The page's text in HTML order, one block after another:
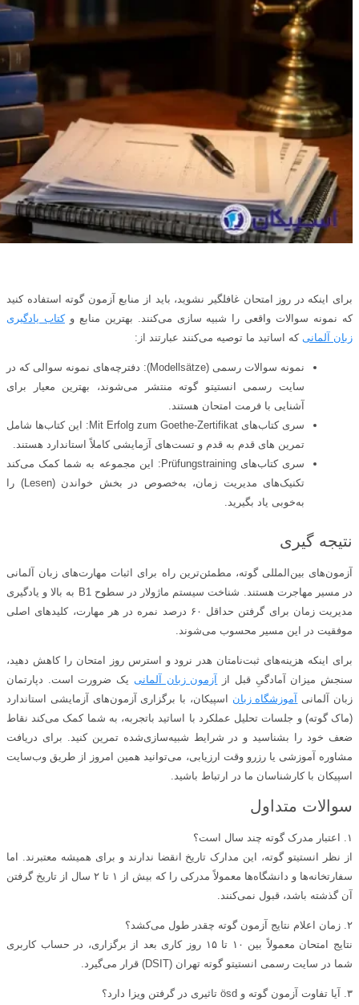
برای اینکه در روز امتحان غافلگیر نشوید، باید از منابع آزمون گوته استفاده کنید
که نمونه سوالات واقعی را شبیه‌ سازی می‌کنند. بهترین منابع وکتاب یادگیری
زبان آلمانی که اساتید ما توصیه می‌کنند عبارتند از:
نمونه سوالات رسمی (Modellsätze): دفترچه‌های نمونه سوالی که در
سایت رسمی انستیتو گوته منتشر می‌شوند، بهترین معیار برای
آشنایی با فرمت امتحان هستند.
سری کتاب‌های Mit Erfolg zum Goethe-Zertifikat: این کتاب‌ها شامل
تمرین‌ های قدم‌ به‌ قدم و تست‌های آزمایشی کاملاً استاندارد هستند.
سری کتاب‌های Prüfungstraining: این مجموعه به شما کمک می‌کند
تکنیک‌های مدیریت زمان، به‌خصوص در بخش خواندن (Lesen) را
به‌خوبی یاد بگیرید.
نتیجه‌ گیری
آزمون‌های بین‌المللی گوته، مطمئن‌ترین راه برای اثبات مهارت‌های زبان آلمانی
در مسیر مهاجرت هستند. شناخت سیستم ماژولار در سطوح B1 به بالا و یادگیری
مدیریت زمان برای گرفتن حداقل ۶۰ درصد نمره در هر مهارت، کلیدهای اصلی
موفقیت در این مسیر محسوب می‌شوند.
برای اینکه هزینه‌های ثبت‌نامتان هدر نرود و استرس روز امتحان را کاهش دهید،
سنجش میزان آمادگیِ قبل از آزمون زبان آلمانی یک ضرورت است. دپارتمان
زبان آلمانی آموزشگاه زبان اسپیکان، با برگزاری آزمون‌های آزمایشی استاندارد
(ماک گوته) و جلسات تحلیل عملکرد با اساتید باتجربه، به شما کمک می‌کند نقاط
ضعف خود را بشناسید و در شرایط شبیه‌سازی‌شده تمرین کنید. برای دریافت
مشاوره آموزشی یا رزرو وقت ارزیابی، می‌توانید همین امروز از طریق وب‌سایت
اسپیکان با کارشناسان ما در ارتباط باشید.
سوالات متداول
۱. اعتبار مدرک گوته چند سال است؟
از نظر انستیتو گوته، این مدارک تاریخ انقضا ندارند و برای همیشه معتبرند. اما
سفارتخانه‌ها و دانشگاه‌ها معمولاً مدرکی را که بیش از ۱ تا ۲ سال از تاریخ گرفتن
آن گذشته باشد، قبول نمی‌کنند.
۲. زمان اعلام نتایج آزمون گوته چقدر طول می‌کشد؟
نتایج امتحان معمولاً بین ۱۰ تا ۱۵ روز کاری بعد از برگزاری، در حساب کاربری
شما در سایت رسمی انستیتو گوته تهران (DSIT) قرار می‌گیرد.
۳. آیا تفاوت آزمون گوته و ösd تاثیری در گرفتن ویزا دارد؟